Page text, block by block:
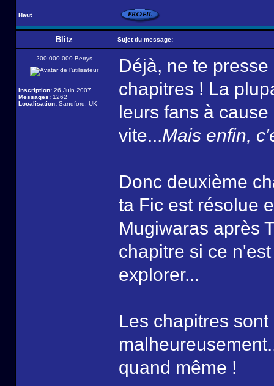
Haut
Blitz Sujet du message:
200 000 000 Berrys
Inscription: 26 Juin 2007
Messages: 1262
Localisation: Sandford, UK
Déjà, ne te
chapitres ! La
leurs fans à
vite...Mais enfin,
Donc deuxième
ta Fic est résolue
Mugiwaras après
chapitre si ce
explorer...
Les chapitres
quand même !